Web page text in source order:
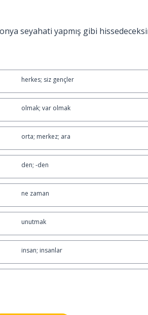
seyahati yapmış gibi
herkes; siz gençler
olmak; var olmak
orta; merkez; ara
den; -den
ne zaman
unutmak
insan; insanlar